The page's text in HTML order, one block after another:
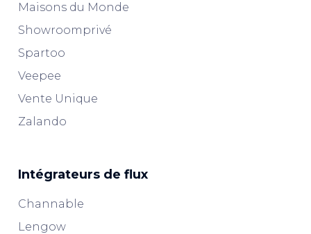
Maisons du Monde
Showroomprivé
Spartoo
Veepee
Vente Unique
Zalando
Intégrateurs de flux
Channable
Lengow